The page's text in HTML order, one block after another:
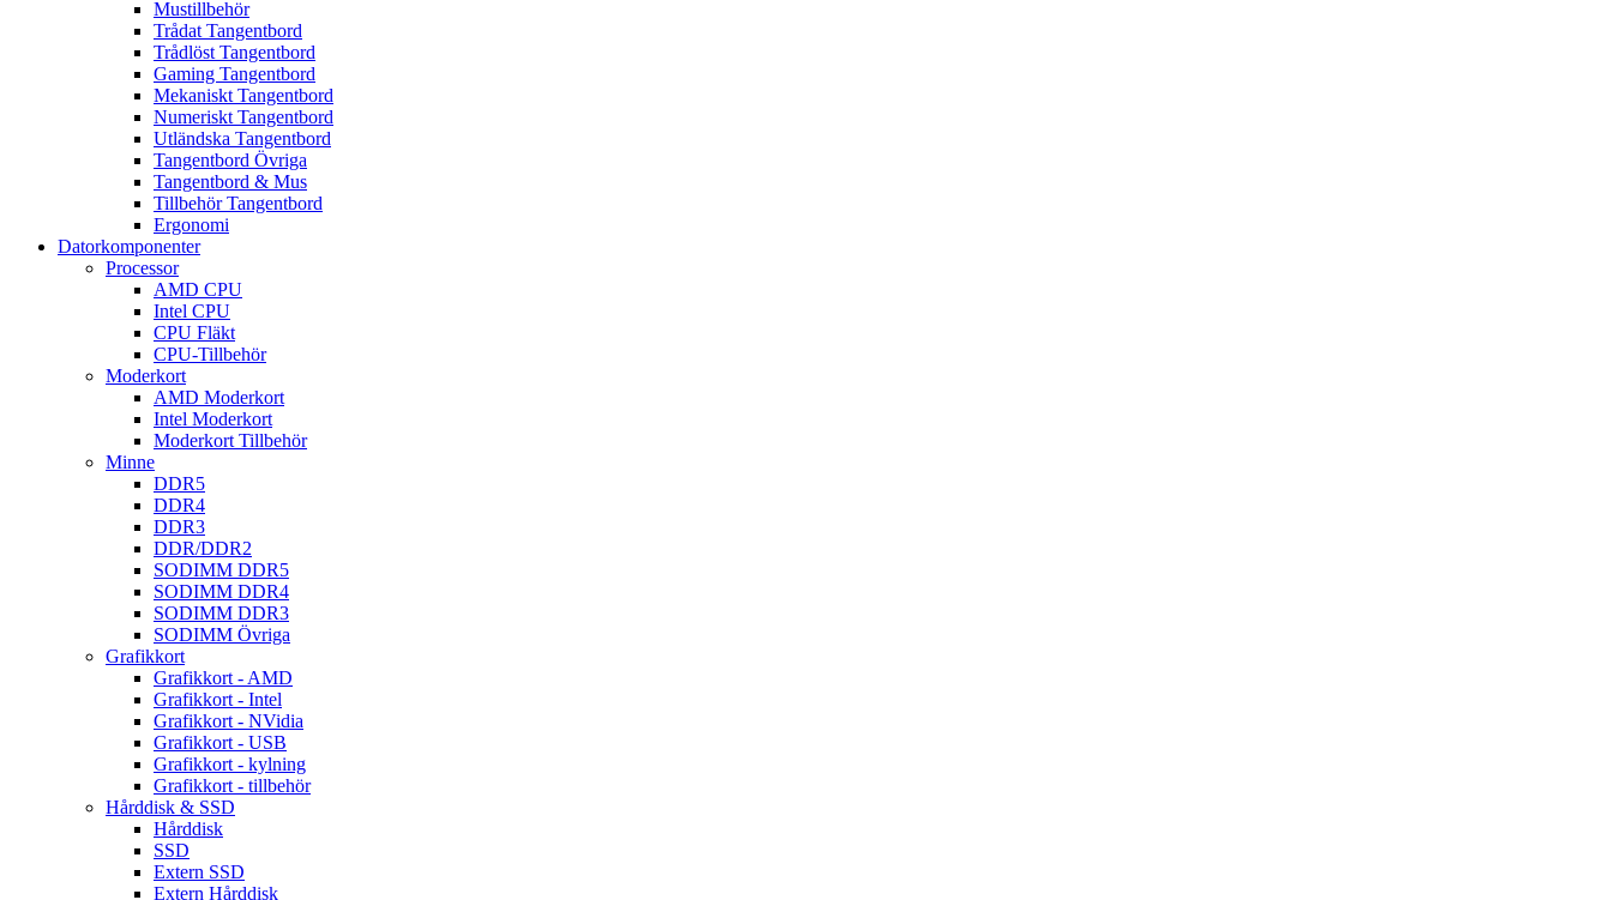
Mustillbehör
Trådat Tangentbord
Trådlöst Tangentbord
Gaming Tangentbord
Mekaniskt Tangentbord
Numeriskt Tangentbord
Utländska Tangentbord
Tangentbord Övriga
Tangentbord & Mus
Tillbehör Tangentbord
Ergonomi
Datorkomponenter
Processor
AMD CPU
Intel CPU
CPU Fläkt
CPU-Tillbehör
Moderkort
AMD Moderkort
Intel Moderkort
Moderkort Tillbehör
Minne
DDR5
DDR4
DDR3
DDR/DDR2
SODIMM DDR5
SODIMM DDR4
SODIMM DDR3
SODIMM Övriga
Grafikkort
Grafikkort - AMD
Grafikkort - Intel
Grafikkort - NVidia
Grafikkort - USB
Grafikkort - kylning
Grafikkort - tillbehör
Hårddisk & SSD
Hårddisk
SSD
Extern SSD
Extern Hårddisk